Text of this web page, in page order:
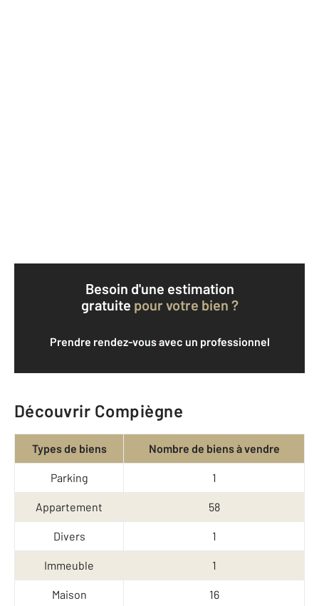
Besoin d'une estimation
gratuite pour votre bien ?
Prendre rendez-vous avec un professionnel
Découvrir Compiègne
Types de biens Nombre de biens à vendre
Parking 1
Appartement 58
Divers 1
Immeuble 1
Maison 16